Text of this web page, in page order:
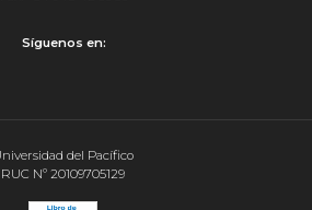
Síguenos en:
del Pacífico
RUC Nº 20109705129